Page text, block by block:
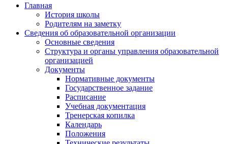
Главная
История школы
Родителям на заметку
Сведения об образовательной организации
Основные сведения
Структура и органы управления образовательной
организацией
Документы
Нормативные документы
Государственное задание
Расписание
Учебная документация
Тренерская копилка
Календарь
Положения